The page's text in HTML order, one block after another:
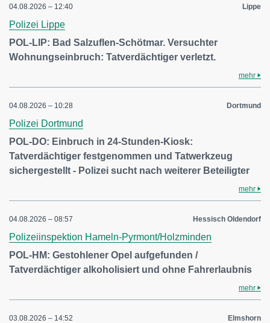
04.08.2026 – 12:40 Lippe
Polizei Lippe
POL-LIP: Bad Salzuflen-Schötmar. Versuchter
Wohnungseinbruch: Tatverdächtiger verletzt.
mehr
04.08.2026 – 10:28 Dortmund
Polizei Dortmund
POL-DO: Einbruch in 24-Stunden-Kiosk:
Tatverdächtiger festgenommen und Tatwerkzeug
sichergestellt - Polizei sucht nach weiterer Beteiligter
mehr
04.08.2026 – 08:57 Hessisch Oldendorf
Polizeiinspektion Hameln-Pyrmont/Holzminden
POL-HM: Gestohlener Opel aufgefunden /
Tatverdächtiger alkoholisiert und ohne Fahrerlaubnis
mehr
03.08.2026 – 14:52 Elmshorn